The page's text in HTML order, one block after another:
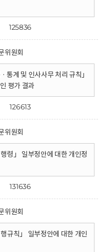
125836
위원회
통계 및 인사사무 처리 규칙」
평가 결과
126613
위원회
령」 일부정안에 대한 개인정
131636
위원회
규칙」 일부정안에 대한 개인